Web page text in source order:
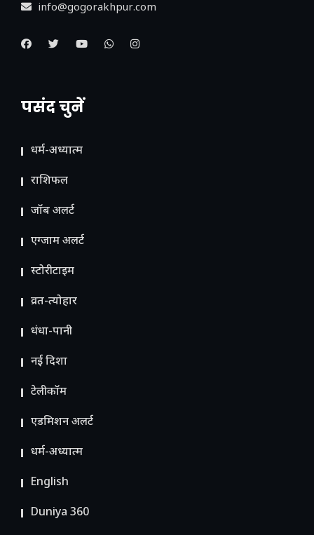
info@gogorakhpur.com
पसंद चुनें
धर्म-अध्यात्म
राशिफल
जॉब अलर्ट
एग्जाम अलर्ट
स्टोरीटाइम
व्रत-त्योहार
धंधा-पानी
नई दिशा
टेलीकॉम
ए​डमिशन अलर्ट
धर्म-अध्यात्म
English
Duniya 360